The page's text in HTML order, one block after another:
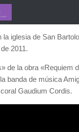
iglesia de San
2011.
de la obra «Requiem
banda de música
Gaudium Cordis.